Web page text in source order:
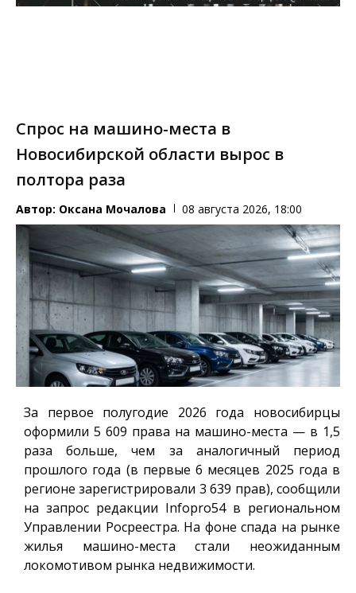
Спрос на машино-места в
Новосибирской области вырос в
полтора раза
Автор: Оксана Мочалова 08 августа 2026, 18:00
За первое полугодие 2026 года новосибирцы
оформили 5 609 права на машино-места — в 1,5
раза больше, чем за аналогичный период
прошлого года (в первые 6 месяцев 2025 года в
регионе зарегистрировали 3 639 прав), сообщили
на запрос редакции Infopro54в региональном
Управлении Росреестра. На фоне спада на рынке
жилья машино-места стали неожиданным
локомотивом рынка недвижимости.